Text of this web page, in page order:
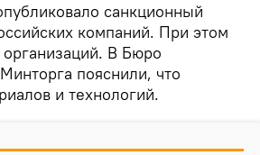
санкционный
компаний. При этом
В Бюро
пояснили, что
и технологий.